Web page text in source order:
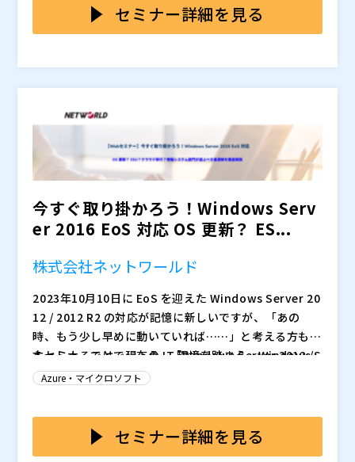
ないかを再検証することで、より効果的な EoS 対応が
取れる可能性があります。
担当者様や、それにかかわる提案をされる方には必見の
内容となっておりますので、ぜひ本セミナーにご参加く
おかれましては、ご参加をお断りする場合がございま
キテクト部 後藤 諭史
株式会社ネットワールド マーケティング本部クラウド
※プログラムは、予告なく変更する場合がございます。
株式会社ネットワールド（）
株式会社オープンソース活用研究所（）
マジセミ株式会社（）
※共催、協賛、協力、講演企業は将来的に追加、削除さ
れる可能性があります。
セミナー詳細を見る
今すぐ取り掛かろう！Windows Serv
er 2016 EoS 対応 OS 更新？ ES...
株式会社ネットワールド
2023年10月10日に EoS を迎えた Windows Server 20
12 / 2012 R2 の対応が記憶に新しいですが、「あの
時、もう少し早めに動いていれば……」と考える方もい
らっしゃることでしょう。「Windows Server 2012 /
2012 R2 の EoS 対応でノウハウがあるから大丈夫」と
ないかを再検証することで、より効果的な EoS 対応が
取れる可能性があります。
本セミナーでは、現在の IT 環境を踏まえ、Windows S
erver 2016 が EoS を迎えるにあたっての課題と選択肢
担当者様や、それにかかわる提案をされる方には必見の
内容となっておりますので、ぜひ本セミナーにご参加く
おかれましては、ご参加をお断りする場合がございま
Azure・マイクロソフト
セミナー詳細を見る